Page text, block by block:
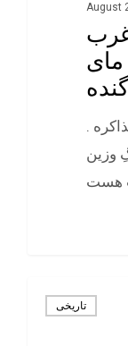
August
. بحثی در گرفت در مطلب «مذاکره
وزين
تاريخی